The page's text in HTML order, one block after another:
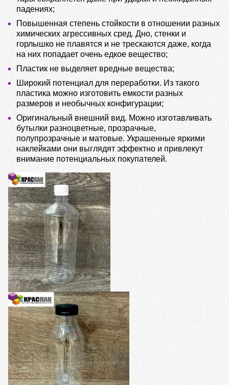
падениях;
Повышенная степень стойкости в отношении разных
химических агрессивных сред. Дно, стенки и
горлышко не плавятся и не трескаются даже, когда
на них попадает очень едкое вещество;
Пластик не выделяет вредные вещества;
Широкий потенциал для переработки. Из такого
пластика можно изготовить емкости разных
размеров и необычных конфигурации;
Оригинальный внешний вид. Можно изготавливать
бутылки разноцветные, прозрачные,
полупрозрачные и матовые. Украшенные яркими
наклейками они выглядят эффектно и привлекут
внимание потенциальных покупателей.